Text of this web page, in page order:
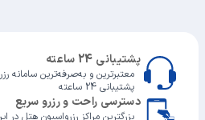
پشتیبانی 24 ساعته
معتبرترین و به‌صرفه‌ترین سامانه
پشتیبانی 24 ساعته
دسترسی راحت و رزرو سریع
بزرگترین مراکز رزرواسیون هتل در